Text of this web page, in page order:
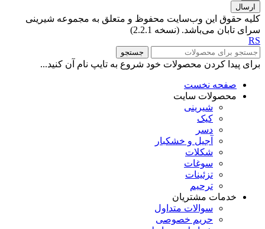
ارسال
کلیه حقوق این وب‌سایت محفوظ و متعلق به مجموعه شیرینی
سرای تابان می‌باشد. (نسخه 2.2.1)
RS
جستجو
برای پیدا کردن محصولات خود شروع به تایپ نام آن کنید...
صفحه نخست
محصولات سایت
شیرینی
کیک
دسر
آجیل و خشکبار
شکلات
سوغات
تزئینات
ترحیم
خدمات مشتریان
سوالات متداول
حریم خصوصی